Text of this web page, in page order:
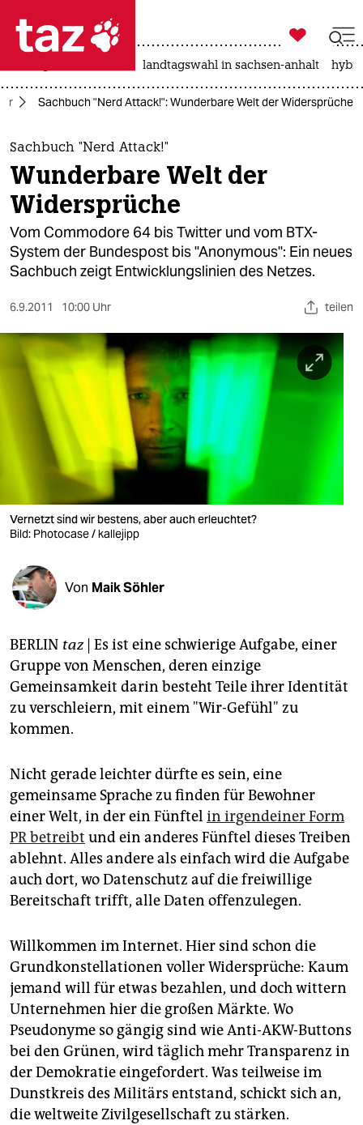
 taz zahl ich
taz zahl ich
themen
politik
öko
gesellschaft
sport
berlin
nord
wahrheit
verlag
verlag
veranstaltungen
shop
fragen & hilfe
unterstützen
abo
genossenschaft
epaper login

taz zahl ich
landtagswahl in sachsen-anhalt
Sachbuch "Nerd Attack!": Wunderbare Welt der Widersprüche
Sachbuch "Nerd Attack!"
Wunderbare Welt der
Widersprüche
Vom Commodore 64 bis Twitter und vom BTX-
System der Bundespost bis "Anonymous": Ein neues
Sachbuch zeigt Entwicklungslinien des Netzes.
6.9.2011 10:00 Uhr teilen
Vernetzt sind wir bestens, aber auch erleuchtet?
Bild: Photocase / kallejipp
Von Maik Söhler
BERLIN taz| Es ist eine schwierige Aufgabe, einer
Gruppe von Menschen, deren einzige
Gemeinsamkeit darin besteht Teile ihrer Identität
zu verschleiern, mit einem "Wir-Gefühl" zu
kommen.
Nicht gerade leichter dürfte es sein, eine
gemeinsame Sprache zu finden für Bewohner
einer Welt, in der ein Fünftel in irgendeiner Form
PR betreibt und ein anderes Fünftel dieses Treiben
ablehnt. Alles andere als einfach wird die Aufgabe
auch dort, wo Datenschutz auf die freiwillige
Bereitschaft trifft, alle Daten offenzulegen.
Willkommen im Internet. Hier sind schon die
Grundkonstellationen voller Widersprüche: Kaum
jemand will für etwas bezahlen, und doch wittern
Unternehmen hier die großen Märkte. Wo
Pseudonyme so gängig sind wie Anti-AKW-Buttons
bei den Grünen, wird täglich mehr Transparenz in
der Demokratie eingefordert. Was teilweise im
Dunstkreis des Militärs entstand, schickt sich an,
die weltweite Zivilgesellschaft zu stärken.